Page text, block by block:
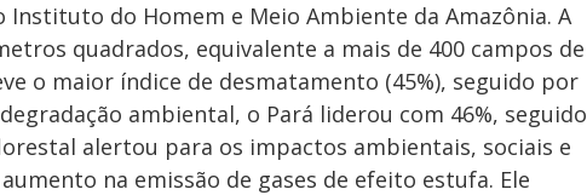
Instituto do Homem e Meio Ambiente da Amazônia. A
quadrados, equivalente a mais de 400 campos de
o maior índice de desmatamento (45%), seguido por
degradação ambiental, o Pará liderou com 46%, seguido
alertou para os impactos ambientais, sociais e
na emissão de gases de efeito estufa. Ele